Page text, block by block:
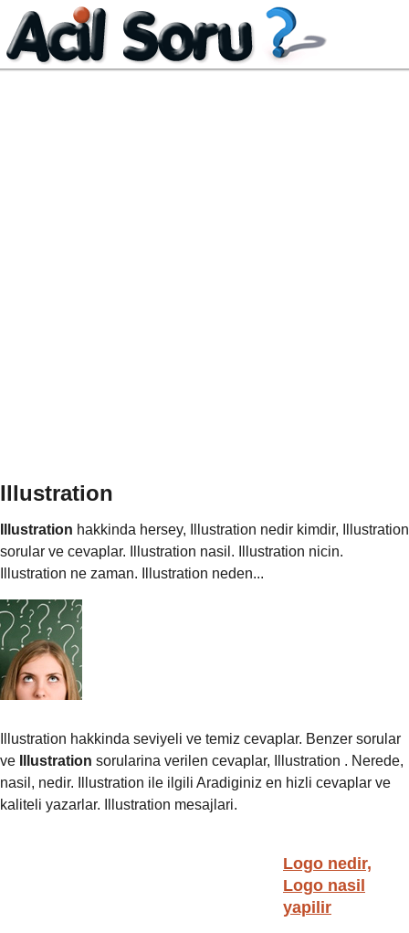
Illustration
Illustration hakkinda hersey, Illustration nedir kimdir, Illustration
sorular ve cevaplar. Illustration nasil. Illustration nicin.
Illustration ne zaman. Illustration neden...
Illustration hakkinda seviyeli ve temiz cevaplar. Benzer sorular
ve
Illustration sorularina verilen cevaplar, Illustration . Nerede,
nasil, nedir. Illustration ile ilgili Aradiginiz en hizli cevaplar ve
kaliteli yazarlar. Illustration mesajlari.
Logo nedir,
Logo nasil
yapilir